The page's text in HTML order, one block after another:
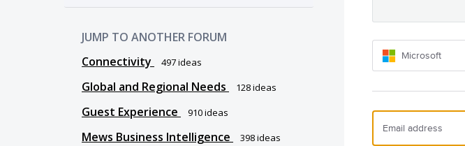
JUMP TO ANOTHER FORUM
Connectivity
497ideas
Global and Regional Needs 128ideas
Guest Experience 910ideas
Mews Business Intelligence 398ideas
Microsoft